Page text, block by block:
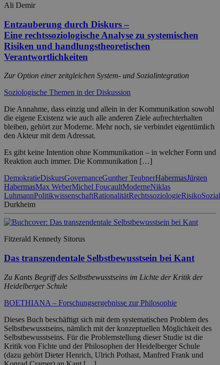
Ali Demir
Entzauberung durch Diskurs –
Eine rechtssoziologische Analyse zu systemischen
Risiken und handlungstheoretischen
Verantwortlichkeiten
Zur Option einer zeitgleichen System- und Sozialintegration
Soziologische Themen in der Diskussion
Die Annahme, dass einzig und allein in der Kommunikation sowohl
die eigene Existenz wie auch alle anderen Ziele aufrechterhalten
bleiben, gehört zur Moderne. Mehr noch, sie verbindet eigentümlich
den Akteur mit dem Adressat.
Es gibt keine Intention ohne Kommunikation – in welcher Form und
Reaktion auch immer. Die Kommunikation […]
DemokratieDiskursGovernanceGunther TeubnerHabermasJürgen
HabermasMax WeberMichel FoucaultModerneNiklas
LuhmannPolitikwissenschaftRationalitätRechtssoziologieRisiko
Durkheim
Fitzerald Kennedy Sitorus
Das transzendentale Selbstbewusstsein bei Kant
Zu Kants Begriff des Selbstbewusstseins im Lichte der Kritik der
Heidelberger Schule
BOETHIANA – Forschungsergebnisse zur Philosophie
Dieses Buch beschäftigt sich mit dem systematischen Problem des
Selbstbewusstseins, nämlich mit der konzeptuellen Möglichkeit des
Selbstbewusstseins. Für die Problemstellung dieser Studie ist die
Kritik von Fichte und der Philosophen der Heidelberger Schule
(dazu gehört Dieter Henrich, Ulrich Pothast, Manfred Frank und